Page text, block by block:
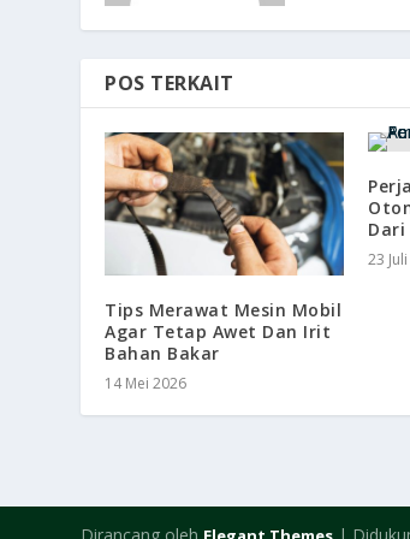
POS TERKAIT
Tips Merawat Mesin Mobil
Agar Tetap Awet Dan Irit
Bahan Bakar
14 Mei 2026
23